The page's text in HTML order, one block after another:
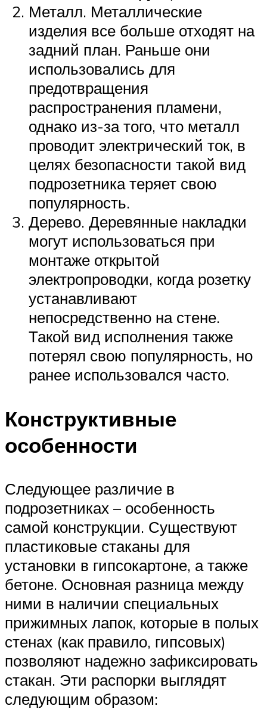
Металл. Металлические
изделия все больше отходят на
задний план. Раньше они
использовались для
предотвращения
распространения пламени,
однако из-за того, что металл
проводит электрический ток, в
целях безопасности такой вид
подрозетника теряет свою
популярность.
Дерево. Деревянные накладки
могут использоваться при
монтаже открытой
электропроводки, когда розетку
устанавливают
непосредственно на стене.
Такой вид исполнения также
потерял свою популярность, но
ранее использовался часто.
Конструктивные
особенности
Следующее различие в
подрозетниках – особенность
самой конструкции. Существуют
пластиковые стаканы для
установки в гипсокартоне, а также
бетоне. Основная разница между
ними в наличии специальных
прижимных лапок, которые в полых
стенах (как правило, гипсовых)
позволяют надежно зафиксировать
стакан. Эти распорки выглядят
следующим образом: